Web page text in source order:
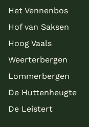
Het Vennenbos
Hof van Saksen
Hoog Vaals
Weerterbergen
Lommerbergen
De Huttenheugte
De Leistert